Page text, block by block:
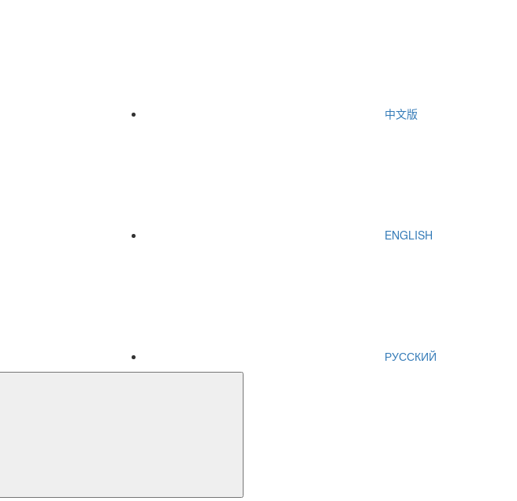
中文版
ENGLISH
РУССКИЙ